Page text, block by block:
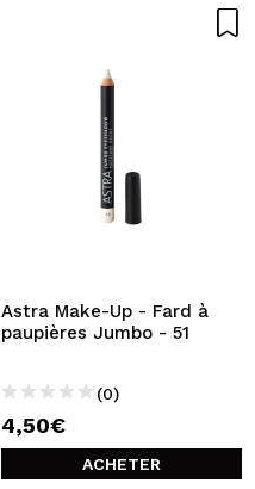
Astra Make-Up - Fard à
paupières Jumbo - 51
(0)
4,50€
ACHETER